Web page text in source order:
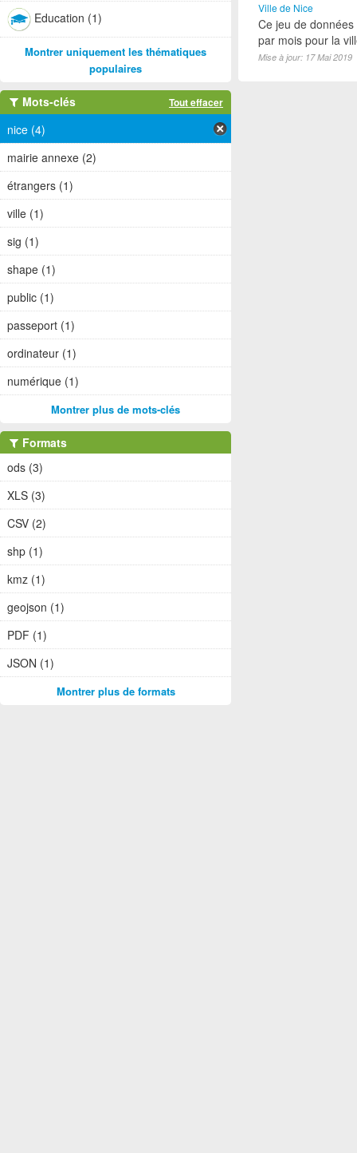
Ville de Nice
Ce jeu de
par mois pour la
Mise à jour: 17 Mai 2019
Education (1)
Montrer uniquement les thématiques
populaires
Mots-clés Tout effacer
nice (4)
mairie annexe (2)
étrangers (1)
ville (1)
sig (1)
shape (1)
public (1)
passeport (1)
ordinateur (1)
numérique (1)
Montrer plus de mots-clés
Formats
ods (3)
XLS (3)
CSV (2)
shp (1)
kmz (1)
geojson (1)
PDF (1)
JSON (1)
Montrer plus de formats